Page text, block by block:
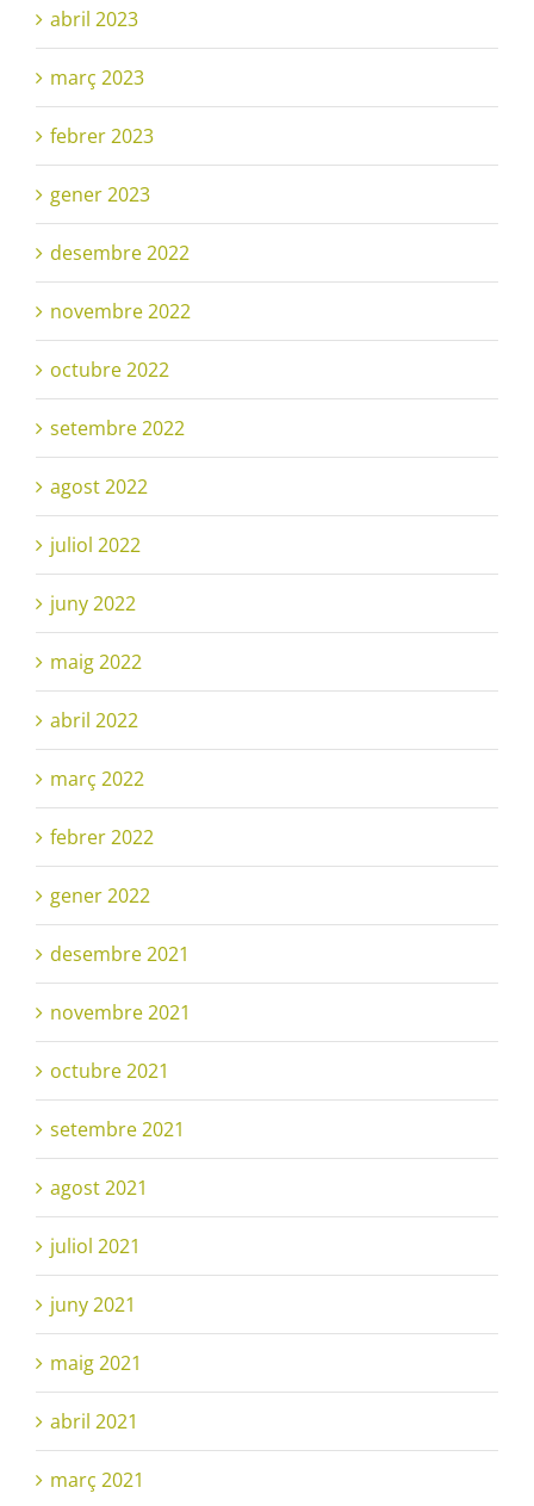
abril 2023
març 2023
febrer 2023
gener 2023
desembre 2022
novembre 2022
octubre 2022
setembre 2022
agost 2022
juliol 2022
juny 2022
maig 2022
abril 2022
març 2022
febrer 2022
gener 2022
desembre 2021
novembre 2021
octubre 2021
setembre 2021
agost 2021
juliol 2021
juny 2021
maig 2021
abril 2021
març 2021